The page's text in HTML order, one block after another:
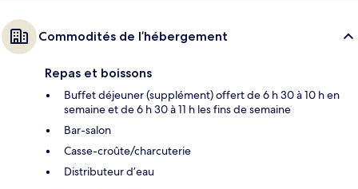
Commodités de l’hébergement
Repas et boissons
Buffet déjeuner (supplément) offert de 6 h 30 à 10 h en
semaine et de 6 h 30 à 11 h les fins de semaine
Bar-salon
Casse-croûte/charcuterie
Distributeur d’eau